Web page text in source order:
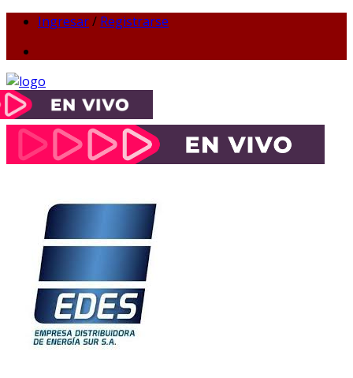
Ingresar/ Registrarse